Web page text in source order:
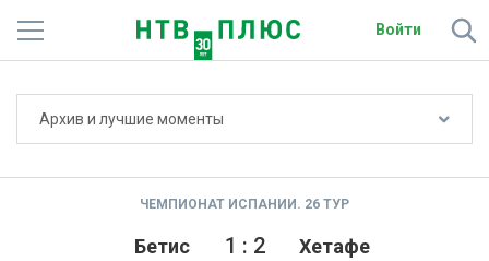
Войти
Архив и лучшие моменты
ЧЕМПИОНАТ ИСПАНИИ. 26 ТУР
Бетис Хетафе
1 : 2